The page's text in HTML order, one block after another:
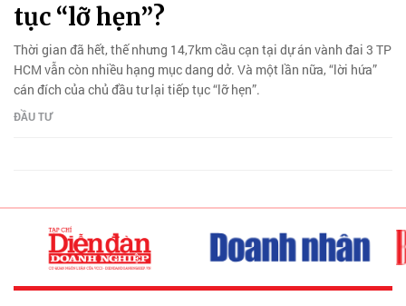
tục “lỡ hẹn”?
Thời gian đã hết, thế nhưng 14,7km cầu cạn tại dự án vành đai 3 TP
HCM vẫn còn nhiều hạng mục dang dở. Và một lần nữa, “lời hứa”
cán đích của chủ đầu tư lại tiếp tục “lỡ hẹn”.
ĐẦU TƯ